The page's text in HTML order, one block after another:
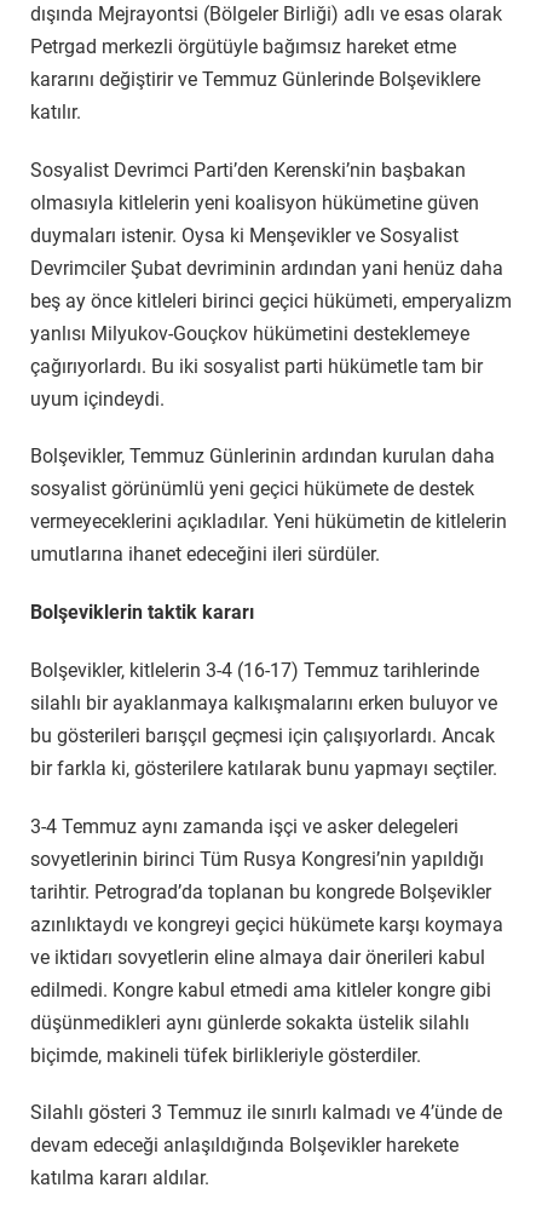
dışında Mejrayontsi (Bölgeler Birliği) adlı ve esas olarak
Petrgad merkezli örgütüyle bağımsız hareket etme
kararını değiştirir ve Temmuz Günlerinde Bolşeviklere
katılır.
Sosyalist Devrimci Parti’den Kerenski’nin başbakan
olmasıyla kitlelerin yeni koalisyon hükümetine güven
duymaları istenir. Oysa ki Menşevikler ve Sosyalist
Devrimciler Şubat devriminin ardından yani henüz daha
beş ay önce kitleleri birinci geçici hükümeti, emperyalizm
yanlısı Milyukov-Gouçkov hükümetini desteklemeye
çağırıyorlardı. Bu iki sosyalist parti hükümetle tam bir
uyum içindeydi.
Bolşevikler, Temmuz Günlerinin ardından kurulan daha
sosyalist görünümlü yeni geçici hükümete de destek
vermeyeceklerini açıkladılar. Yeni hükümetin de kitlelerin
umutlarına ihanet edeceğini ileri sürdüler.
Bolşeviklerin taktik kararı
Bolşevikler, kitlelerin 3-4 (16-17) Temmuz tarihlerinde
silahlı bir ayaklanmaya kalkışmalarını erken buluyor ve
bu gösterileri barışçıl geçmesi için çalışıyorlardı. Ancak
bir farkla ki, gösterilere katılarak bunu yapmayı seçtiler.
3-4 Temmuz aynı zamanda işçi ve asker delegeleri
sovyetlerinin birinci Tüm Rusya Kongresi’nin yapıldığı
tarihtir. Petrograd’da toplanan bu kongrede Bolşevikler
azınlıktaydı ve kongreyi geçici hükümete karşı koymaya
ve iktidarı sovyetlerin eline almaya dair önerileri kabul
edilmedi. Kongre kabul etmedi ama kitleler kongre gibi
düşünmedikleri aynı günlerde sokakta üstelik silahlı
biçimde, makineli tüfek birlikleriyle gösterdiler.
Silahlı gösteri 3 Temmuz ile sınırlı kalmadı ve 4’ünde de
devam edeceği anlaşıldığında Bolşevikler harekete
katılma kararı aldılar.